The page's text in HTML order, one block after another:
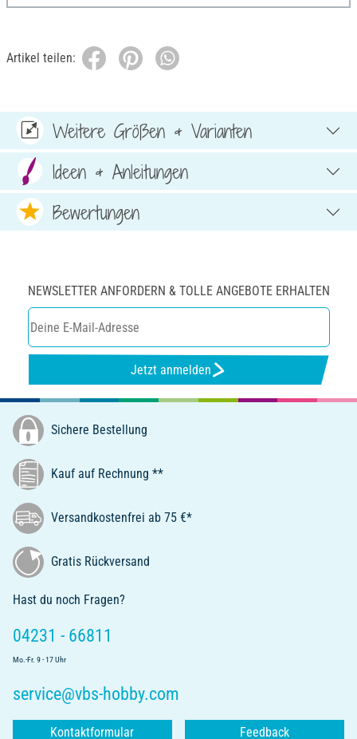
Artikel teilen:
Weitere Größen & Varianten
Ideen & Anleitungen
Bewertungen
NEWSLETTER ANFORDERN & TOLLE ANGEBOTE ERHALTEN
Jetzt anmelden
Sichere Bestellung
Kauf auf Rechnung **
Versandkostenfrei ab 75 €*
Gratis Rückversand
Hast du noch Fragen?
04231 - 66811
Mo.-Fr. 9 - 17 Uhr
service@vbs-hobby.com
Kontaktformular Feedback